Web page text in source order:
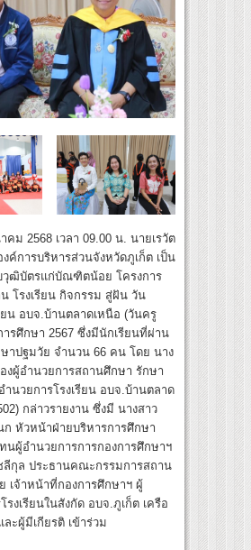
คม 2568 เวลา 09.00 น. นายเรวัต
ค์การบริหารส่วนจังหวัดภูเก็ต เป็น
วุฒิบัตรแก่บัณฑิตน้อย โครงการ
โรงเรียน กิจกรรม สู่ฝัน วัน
ยน อบจ.บ้านตลาดเหนือ (วันครู
ารศึกษา 2567 ซึ่งมีนักเรียนที่ผ่าน
าปฐมวัย จำนวน 66 คน โดย นาง
งผู้อำนวยการสถานศึกษา รักษา
นวยการโรงเรียน อบจ.บ้านตลาด
กล่าวรายงาน ซึ่งมี นางสาว
ก หัวหน้าฝ่ายบริหารการศึกษา
นผู้อำนวยการการกองการศึกษาฯ
กุล ประธานคณะกรรมการสถาน
เจ้าหน้าที่กองการศึกษาฯ ผู้
งเรียนในสังกัด อบจ.ภูเก็ต เครือ
ะผู้มีเกียรติ เข้าร่วม